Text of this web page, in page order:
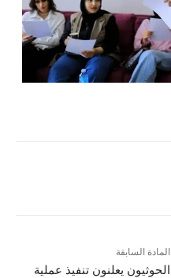
المادة السابقة
الحوثيون يعلنون تنفيذ عملية